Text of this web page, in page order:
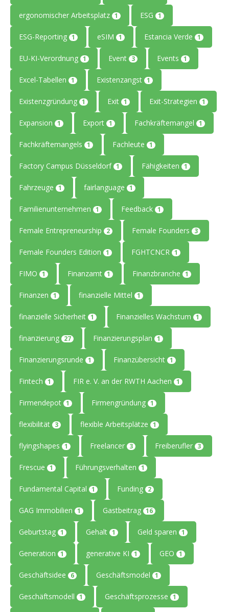
ergonomischer Arbeitsplatz 1 ESG 1
ESG-Reporting 1 eSIM 1 Estancia Verde 1
EU-KI-Verordnung 1 Event 3 Events 1
Excel-Tabellen 1 Existenzangst 1
Existenzgründung 1 Exit 1 Exit-Strategien 1
Expansion 1 Export 1 Fachkräftemangel 1
Fachkräftemangels 1 Fachleute 1
Factory Campus Düsseldorf 1 Fähigkeiten 1
Fahrzeuge 1 fairlanguage 1
Familienunternehmen 1 Feedback 1
Female Entrepreneurship 2 Female Founders 3
Female Founders Edition 1 FGHTCNCR 1
FIMO 1 Finanzamt 1 Finanzbranche 1
Finanzen 1 finanzielle Mittel 1
finanzielle Sicherheit 1 Finanzielles Wachstum 1
finanzierung 27 Finanzierungsplan 1
Finanzierungsrunde 1 Finanzübersicht 1
Fintech 1 FIR e. V. an der RWTH Aachen 1
Firmendepot 1 Firmengründung 1
flexibilität 3 flexible Arbeitsplätze 1
flyingshapes 1 Freelancer 3 Freiberufler 3
Frescue 1 Führungsverhalten 1
Fundamental Capital 1 Funding 2
GAG Immobilien 1 Gastbeitrag 16
Geburtstag 1 Gehalt 1 Geld sparen 1
Generation 1 generative KI 1 GEO 1
Geschäftsidee 6 Geschäftsmodel 1
Geschäftsmodell 1 Geschäftsprozesse 1